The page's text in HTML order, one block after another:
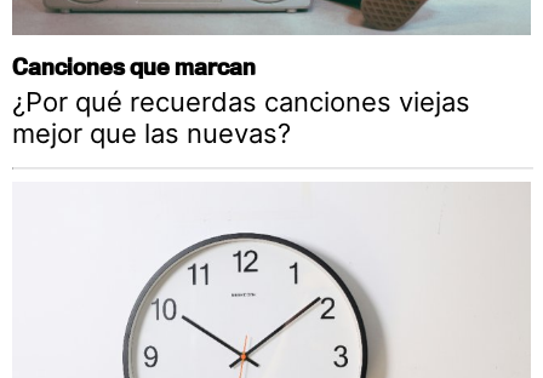
Canciones que marcan
¿Por qué recuerdas canciones viejas
mejor que las nuevas?